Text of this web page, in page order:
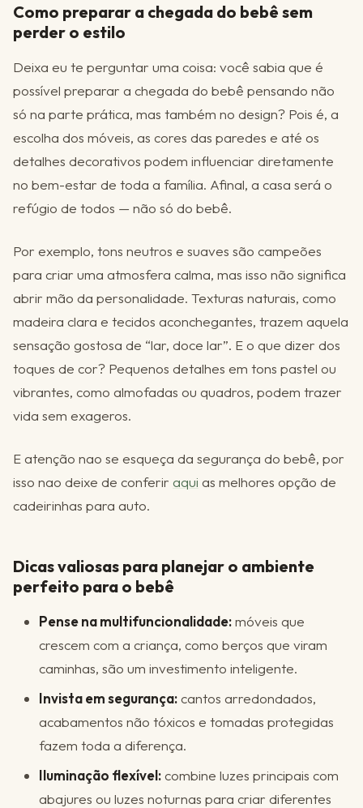
Como preparar a chegada do bebê sem
perder o estilo
Deixa eu te perguntar uma coisa: você sabia que é
possível preparar a chegada do bebê pensando não
só na parte prática, mas também no design? Pois é, a
escolha dos móveis, as cores das paredes e até os
detalhes decorativos podem influenciar diretamente
no bem-estar de toda a família. Afinal, a casa será o
refúgio de todos — não só do bebê.
Por exemplo, tons neutros e suaves são campeões
para criar uma atmosfera calma, mas isso não significa
abrir mão da personalidade. Texturas naturais, como
madeira clara e tecidos aconchegantes, trazem aquela
sensação gostosa de “lar, doce lar”. E o que dizer dos
toques de cor? Pequenos detalhes em tons pastel ou
vibrantes, como almofadas ou quadros, podem trazer
vida sem exageros.
E atenção nao se esqueça da segurança do bebê, por
isso nao deixe de conferir aqui as melhores opção de
cadeirinhas para auto.
Dicas valiosas para planejar o ambiente
perfeito para o bebê
Pense na multifuncionalidade:móveis que
crescem com a criança, como berços que viram
caminhas, são um investimento inteligente.
Invista em segurança:cantos arredondados,
acabamentos não tóxicos e tomadas protegidas
fazem toda a diferença.
Iluminação flexível:combine luzes principais com
abajures ou luzes noturnas para criar diferentes